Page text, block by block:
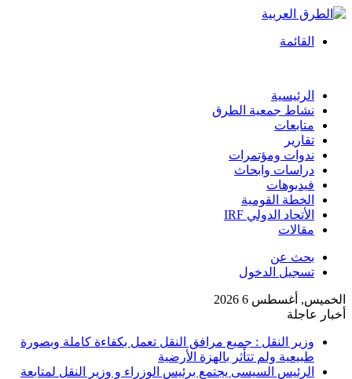
القائمة
الرئيسية
نشاط جمعية الطرق
متابعات
تقارير
ندوات ومؤتمرات
دراسات وابحاث
فيديوهات
الخطة القومية
الأتحاد الدولي IRF
مقالات
بحث عن
تسجيل الدخول
الخميس, أغسطس 6 2026
أخبار عاجلة
وزير النقل : جميع مرافق النقل تعمل بكفاءة كاملة وبصورة
طبيعية ولم تتأثر بالهزة الأرضية
الرئيس السيسى يجتمع برئيس الوزراء و وزير النقل لمتابعة